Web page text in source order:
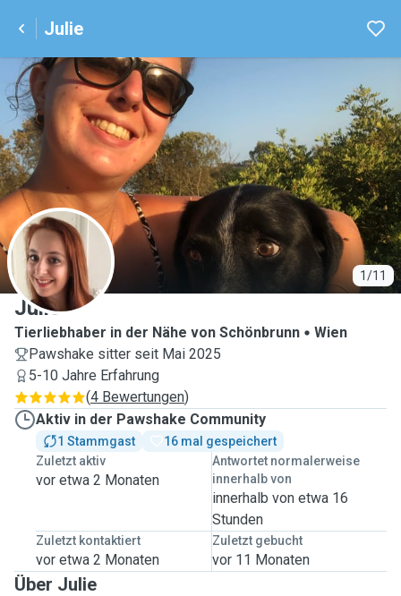
Julie
1/11
J
Julie
Tierliebhaber in der Nähe von Schönbrunn
Wien
Pawshake sitter seit Mai 2025
5-10 Jahre Erfahrung
(4 Bewertungen)
Aktiv in der Pawshake Community
1 Stammgast
16 mal gespeichert
Zuletzt aktiv
vor etwa 2 Monaten
Antwortet normalerweise
innerhalb von
innerhalb von etwa 16
Stunden
Zuletzt kontaktiert
vor etwa 2 Monaten
Zuletzt gebucht
vor 11 Monaten
Über Julie